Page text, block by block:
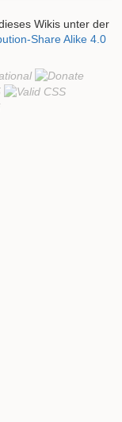
Wikis unter der
Share Alike 4.0